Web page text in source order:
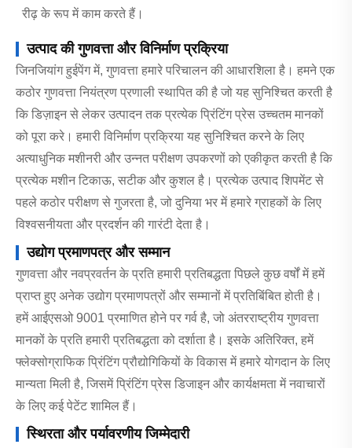
रीढ़ के रूप में काम करते हैं।
उत्पाद की गुणवत्ता और विनिर्माण प्रक्रिया
जिनजियांग हुईपेंग में, गुणवत्ता हमारे परिचालन की आधारशिला है। हमने एक
कठोर गुणवत्ता नियंत्रण प्रणाली स्थापित की है जो यह सुनिश्चित करती है
कि डिज़ाइन से लेकर उत्पादन तक प्रत्येक प्रिंटिंग प्रेस उच्चतम मानकों
को पूरा करे। हमारी विनिर्माण प्रक्रिया यह सुनिश्चित करने के लिए
अत्याधुनिक मशीनरी और उन्नत परीक्षण उपकरणों को एकीकृत करती है कि
प्रत्येक मशीन टिकाऊ, सटीक और कुशल है। प्रत्येक उत्पाद शिपमेंट से
पहले कठोर परीक्षण से गुजरता है, जो दुनिया भर में हमारे ग्राहकों के लिए
विश्वसनीयता और प्रदर्शन की गारंटी देता है।
उद्योग प्रमाणपत्र और सम्मान
गुणवत्ता और नवप्रवर्तन के प्रति हमारी प्रतिबद्धता पिछले कुछ वर्षों में हमें
प्राप्त हुए अनेक उद्योग प्रमाणपत्रों और सम्मानों में प्रतिबिंबित होती है।
हमें आईएसओ 9001 प्रमाणित होने पर गर्व है, जो अंतरराष्ट्रीय गुणवत्ता
मानकों के प्रति हमारी प्रतिबद्धता को दर्शाता है। इसके अतिरिक्त, हमें
फ्लेक्सोग्राफिक प्रिंटिंग प्रौद्योगिकियों के विकास में हमारे योगदान के लिए
मान्यता मिली है, जिसमें प्रिंटिंग प्रेस डिजाइन और कार्यक्षमता में नवाचारों
के लिए कई पेटेंट शामिल हैं।
स्थिरता और पर्यावरणीय जिम्मेदारी